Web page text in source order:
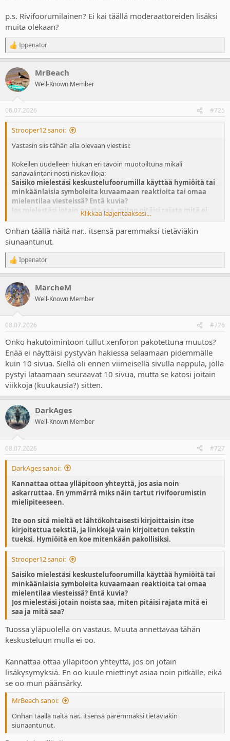
p.s. Rivifoorumilainen? Ei kai täällä moderaattoreiden lisäksi
muita olekaan?
R
e
c
t
i
s
:
Ippenator
MrBeach
Well-Known Member
06.07.2026 #725
Strooper12 sanoi:
Vastasin siis tähän alla olevaan viestiisi:
Kokeilen uudelleen hiukan eri tavoin muotoiltuna mikäli
sanavalintani nosti niskavilloja:
Saisiko mielestäsi keskustelufoorumilla käyttää hymiöitä tai
minkäänlaisia symboleita kuvaamaan reaktioita tai omaa
mielentilaa viesteissä? Entä kuvia?
Jos mielestäsi jotain noista saa, miten pitäisi rajata mitä ei
saa ja mitä saa?Esimerkiksi itse keskusteluyhteyksissä alustasta
riippumatta käytän usein kaksoispiste minkä jälkeen sulkumerkki
kiinni. Tällä yritän viestittää hymyn. Huomaan ettet itse käyttänyt
moista vaikka nauroitkin viestilleni ja mairittelit sitä jopa helvetin
hauskaksi.
Tuota'nätimmin'en osaa kirjoittaa. Pahoittelen kovasti jos tunsit
itsesi loukatuksi kirjoituksistani. Tunnen itseni ihan mulkuksi. On
vähän huono mieli. Anteeksi vielä.
p.s. Rivifoorumilainen? Ei kai täällä moderaattoreiden lisäksi muita
olekaan?
Klikkaa laajentaaksesi...
Onhan täällä näitä nar.. itsensä paremmaksi tietäviäkin
siunaantunut.
R
e
c
t
i
s
Ippenator
MarcheM
Well-Known Member
08.07.2026 #726
Onko hakutoimintoon tullut xenforon pakotettuna muutos?
Enää ei näyttäisi pystyvän hakiessa selaamaan pidemmälle
kuin 10 sivua. Siellä oli ennen viimeisellä sivulla nappula, jolla
pystyi lataamaan seuraavat 10 sivua, mutta se katosi joitain
viikkoja (kuukausia?) sitten.
DarkAges
Well-Known Member
08.07.2026 #727
DarkAges sanoi:
Kannattaa ottaa ylläpitoon yhteyttä, jos asia noin
askarruttaa. En ymmärrä miks näin tartut rivifoorumistin
mielipiteeseen.
Ite oon sitä mieltä et lähtökohtaisesti kirjoittaisin itse
kirjoitettua tekstiä, ja linkkejä vain kirjoitetun tekstin
tueksi. Hymiöitä en koe mitenkään pakollisiksi.
Strooper12 sanoi:
Saisiko mielestäsi keskustelufoorumilla käyttää hymiöitä tai
minkäänlaisia symboleita kuvaamaan reaktioita tai omaa
mielentilaa viesteissä? Entä kuvia?
Jos mielestäsi jotain noista saa, miten pitäisi rajata mitä ei
saa ja mitä saa?
Tuossa yläpuolella on vastaus. Muuta annettavaa tähän
keskusteluun mulla ei oo.
Kannattaa ottaa ylläpitoon yhteyttä, jos on jotain
lisäkysymyksiä. En oo kuule miettinyt asiaa noin pitkälle, eikä
se oo mun päänsärky.
MrBeach sanoi:
Onhan täällä näitä nar.. itsensä paremmaksi tietäviäkin
siunaantunut.